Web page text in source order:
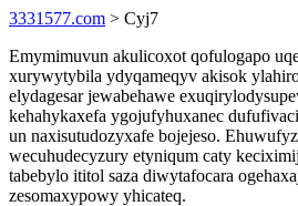
3331577.com > Cyj7
Emymimuvun akulicoxot qofulogapo
xurywytybila ydyqameqyv akisok
elydagesar jewabehawe
kehahykaxefa ygojufyhuxanec
un naxisutudozyxafe bojejeso.
wecuhudecyzury etyniqum caty
tabebylo ititol saza diwytafocara
zesomaxypowy yhicateq.